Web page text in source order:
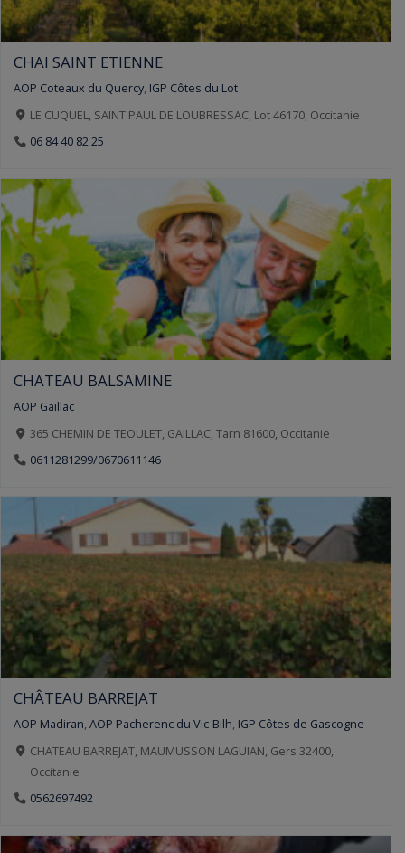
CHAI SAINT ETIENNE
AOP Coteaux du Quercy, IGP Côtes du Lot
LE CUQUEL, SAINT PAUL DE LOUBRESSAC, Lot 46170, Occitanie
06 84 40 82 25
CHATEAU BALSAMINE
AOP Gaillac
365 CHEMIN DE TEOULET, GAILLAC, Tarn 81600, Occitanie
0611281299/0670611146
CHÂTEAU BARREJAT
AOP Madiran, AOP Pacherenc du Vic-Bilh, IGP Côtes de Gascogne
CHATEAU BARREJAT, MAUMUSSON LAGUIAN, Gers 32400,
Occitanie
0562697492